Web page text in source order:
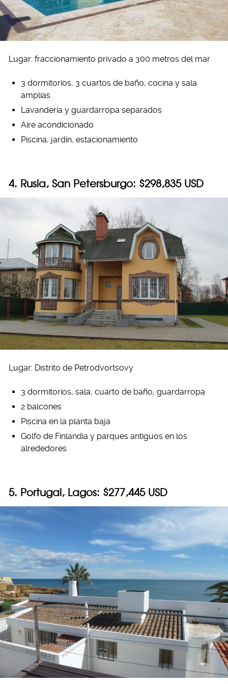
Lugar: fraccionamiento privado a 300 metros del mar
3 dormitorios, 3 cuartos de baño, cocina y sala
amplias
Lavandería y guardarropa separados
Aire acondicionado
Piscina, jardín, estacionamiento
4. Rusia, San Petersburgo: $298,835 USD
Lugar: Distrito de Petrodvortsovy
3 dormitorios, sala, cuarto de baño, guardarropa
2 balcones
Piscina en la planta baja
Golfo de Finlandia y parques antiguos en los
alrededores
5. Portugal, Lagos: $277,445 USD